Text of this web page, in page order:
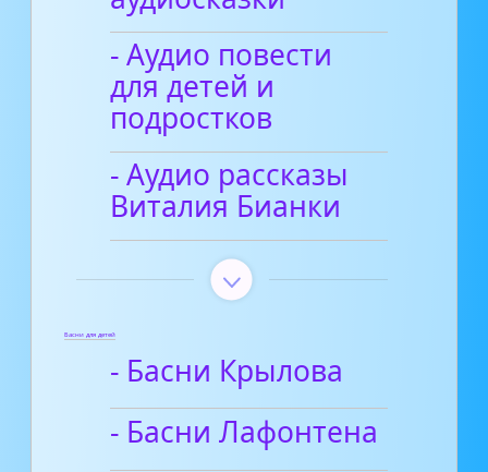
- Аудио повести
для детей и
подростков
- Аудио рассказы
Виталия Бианки
Басни для детей
- Басни Крылова
- Басни Лафонтена